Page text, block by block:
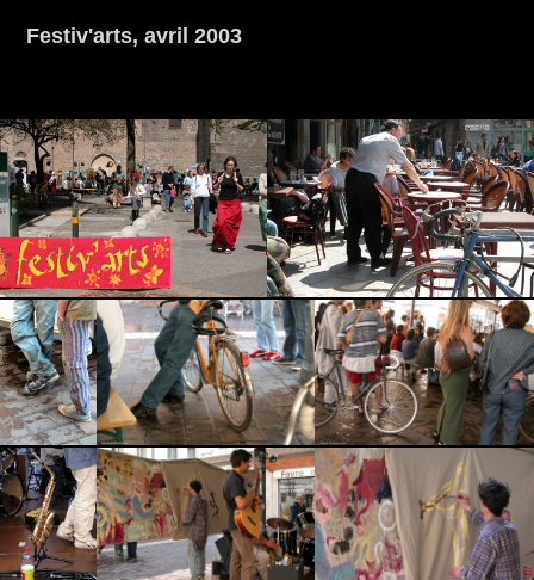
Festiv'arts, avril 2003